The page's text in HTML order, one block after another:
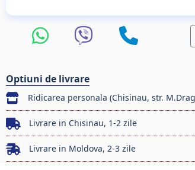
Optiuni de livrare
Ridicarea personala (Chisinau, str.
Livrare in Chisinau, 1-2 zile
Livrare in Moldova, 2-3 zile